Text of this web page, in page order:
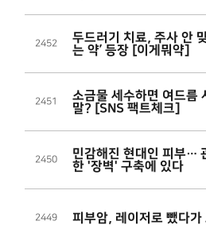
2452
두드러기 치료, 주사 안
는 약’ 등장 [이게뭐약]
2451
소금물 세수하면 여드름
말? [SNS 팩트체크]
2450
민감해진 현대인 피부…
한 '장벽' 구축에 있다
2449 피부암, 레이저로 뺐다